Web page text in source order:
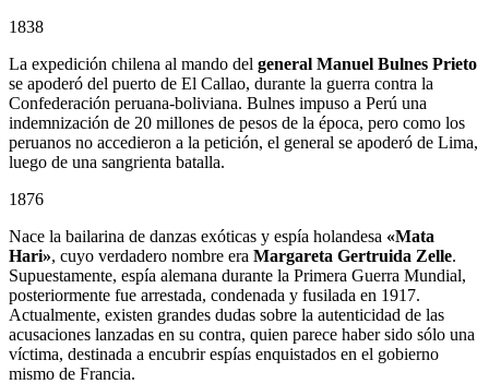
1838
La expedición chilena al mando del general Manuel Bulnes Prieto
se apoderó del puerto de El Callao, durante la guerra contra la
Confederación peruana-boliviana. Bulnes impuso a Perú una
indemnización de 20 millones de pesos de la época, pero como los
peruanos no accedieron a la petición, el general se apoderó de Lima,
luego de una sangrienta batalla.
1876
Nace la bailarina de danzas exóticas y espía holandesa «Mata
Hari», cuyo verdadero nombre era Margareta Gertruida Zelle.
Supuestamente, espía alemana durante la Primera Guerra Mundial,
posteriormente fue arrestada, condenada y fusilada en 1917.
Actualmente, existen grandes dudas sobre la autenticidad de las
acusaciones lanzadas en su contra, quien parece haber sido sólo una
víctima, destinada a encubrir espías enquistados en el gobierno
mismo de Francia.